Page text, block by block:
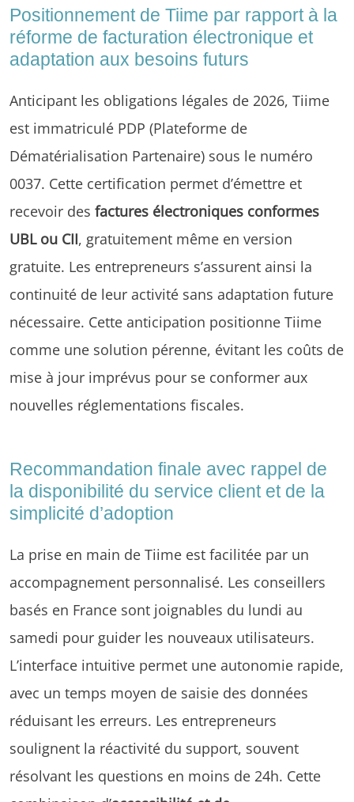
Positionnement de Tiime par rapport à la
réforme de facturation électronique et
adaptation aux besoins futurs
Anticipant les obligations légales de 2026, Tiime
est immatriculé PDP (Plateforme de
Dématérialisation Partenaire) sous le numéro
0037. Cette certification permet d’émettre et
recevoir des factures électroniques conformes
UBL ou CII, gratuitement même en version
gratuite. Les entrepreneurs s’assurent ainsi la
continuité de leur activité sans adaptation future
nécessaire. Cette anticipation positionne Tiime
comme une solution pérenne, évitant les coûts de
mise à jour imprévus pour se conformer aux
nouvelles réglementations fiscales.
Recommandation finale avec rappel de
la disponibilité du service client et de la
simplicité d’adoption
La prise en main de Tiime est facilitée par un
accompagnement personnalisé. Les conseillers
basés en France sont joignables du lundi au
samedi pour guider les nouveaux utilisateurs.
L’interface intuitive permet une autonomie rapide,
avec un temps moyen de saisie des données
réduisant les erreurs. Les entrepreneurs
soulignent la réactivité du support, souvent
résolvant les questions en moins de 24h. Cette